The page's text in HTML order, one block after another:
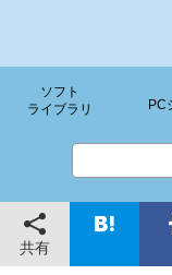
ソフト
ライブラリ
PC
共有